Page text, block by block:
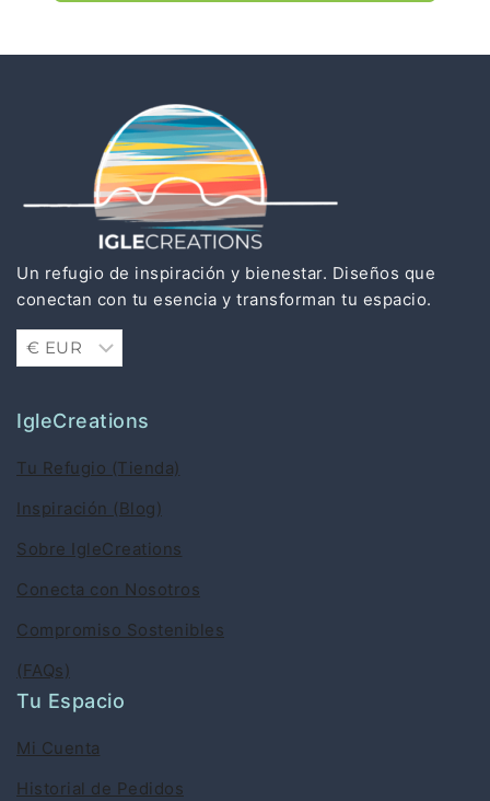
Un refugio de inspiración y bienestar. Diseños que
conectan con tu esencia y transforman tu espacio.
IgleCreations
Tu Refugio (Tienda)
Inspiración (Blog)
Sobre IgleCreations
Conecta con Nosotros
Compromiso Sostenibles
(FAQs)
Tu Espacio
Mi Cuenta
Historial de Pedidos